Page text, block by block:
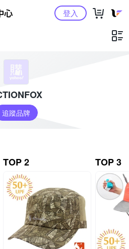
Yahoo購物中心登入
追蹤品牌
TOP 2 TOP 3